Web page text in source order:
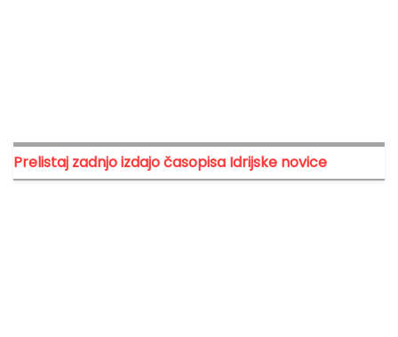
Prelistaj zadnjo izdajo časopisa Idrijske novice